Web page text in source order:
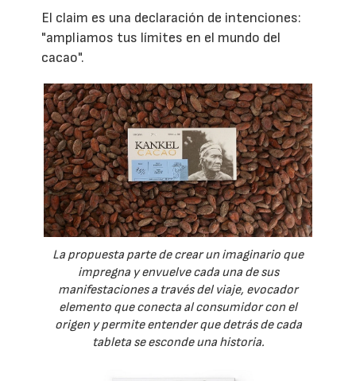
El claim es una declaración de intenciones:
"ampliamos tus límites en el mundo del
cacao".
La propuesta parte de crear un imaginario que
impregna y envuelve cada una de sus
manifestaciones a través del viaje, evocador
elemento que conecta al consumidor con el
origen y permite entender que detrás de cada
tableta se esconde una historia.